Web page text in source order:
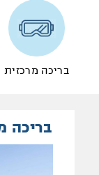
בריכה מרכזית
בריכה